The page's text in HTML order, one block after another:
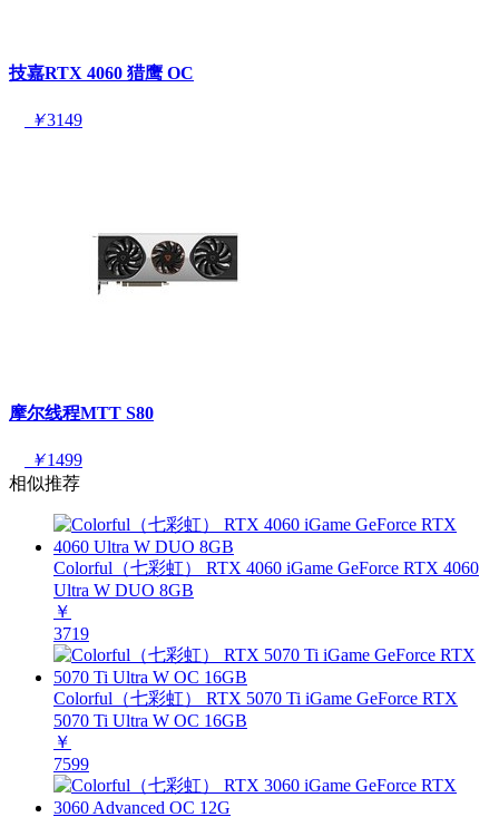
技嘉RTX 4060 猎鹰 OC
￥3149
摩尔线程MTT S80
￥1499
相似推荐
Colorful（七彩虹） RTX 4060 iGame GeForce RTX 4060
Ultra W DUO 8GB
￥
3719
Colorful（七彩虹） RTX 5070 Ti iGame GeForce RTX
5070 Ti Ultra W OC 16GB
￥
7599